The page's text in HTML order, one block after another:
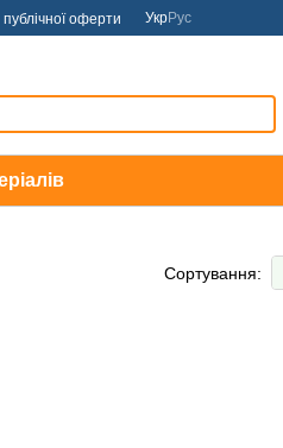
публічної оферти УкрРус
Сортування: